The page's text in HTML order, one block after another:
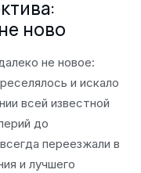
ново
не новое:
и искало
всей известной
до
переезжали в
и лучшего